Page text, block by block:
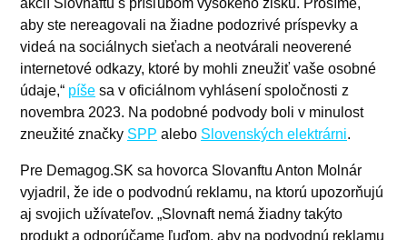
akcií Slovnaftu s prísľubom vysokého zisku. Prosíme,
aby ste nereagovali na žiadne podozrivé príspevky a
videá na sociálnych sieťach a neotvárali neoverené
internetové odkazy, ktoré by mohli zneužiť vaše osobné
údaje,“ píše sa v oficiálnom vyhlásení spoločnosti z
novembra 2023. Na podobné podvody boli v minulost
zneužité značky SPP alebo Slovenských elektrárni.
Pre Demagog.SK sa hovorca Slovanftu Anton Molnár
vyjadril, že ide o podvodnú reklamu, na ktorú upozorňujú
aj svojich užívateľov. „Slovnaft nemá žiadny takýto
produkt a odporúčame ľuďom, aby na podvodnú reklamu